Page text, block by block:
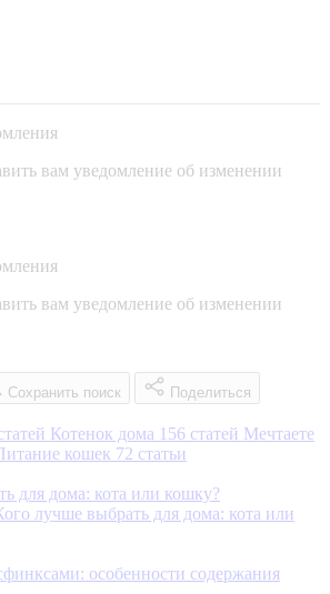
вам уведомление об изменении
вам уведомление об изменении
Сохранить поиск Поделиться
Котенок дома 156 статей Мечтаете
кошек 72 статьи
лучше выбрать для дома: кота или